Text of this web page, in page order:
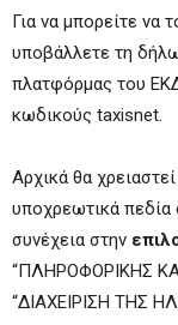
Για να μπορείτε να
υποβάλλετε τη
πλατφόρμας του
κωδικούς taxisnet.
Αρχικά θα
υποχρεωτικά πεδία
συνέχεια στην
“ΠΛΗΡΟΦΟΡΙΚΗΣ
“ΔΙΑΧΕΙΡΙΣΗ ΤΗΣ